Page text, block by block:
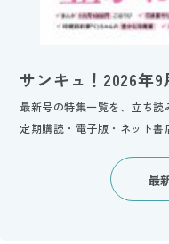
サンキュ！2026年9
最新号の特集一覧を、立ち読
定期購読・電子版・ネット書
最